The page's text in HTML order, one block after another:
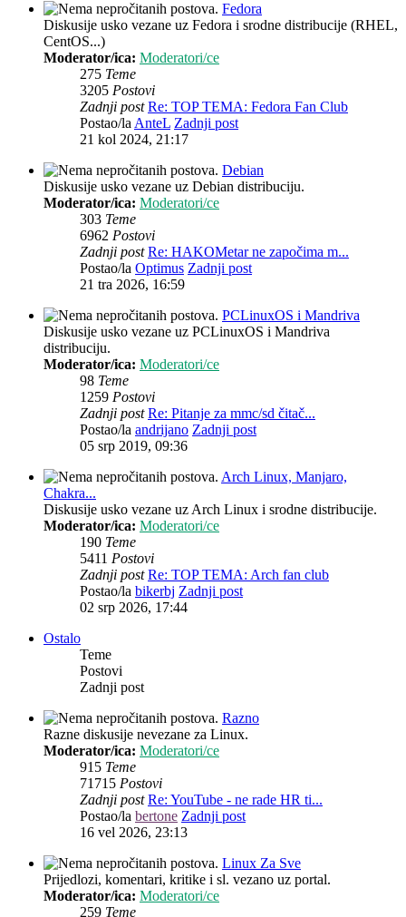
Fedora
Diskusije usko vezane uz Fedora i srodne distribucije (RHEL,
CentOS...)
Moderator/ica: Moderatori/ce
275 Teme
3205 Postovi
Zadnji post Re: TOP TEMA: Fedora Fan Club
Postao/laAnteL Zadnji post
21 kol 2024, 21:17
Debian
Diskusije usko vezane uz Debian distribuciju.
Moderator/ica: Moderatori/ce
303 Teme
6962 Postovi
Zadnji post Re: HAKOMetar ne započima m...
Postao/la Optimus Zadnji post
21 tra 2026, 16:59
PCLinuxOS i Mandriva
Diskusije usko vezane uz PCLinuxOS i Mandriva
distribuciju.
Moderator/ica: Moderatori/ce
98 Teme
1259 Postovi
Zadnji post Re: Pitanje za mmc/sd čitač...
Postao/la andrijano Zadnji post
05 srp 2019, 09:36
Arch Linux, Manjaro,
Chakra...
Diskusije usko vezane uz Arch Linux i srodne distribucije.
Moderator/ica: Moderatori/ce
190 Teme
5411 Postovi
Zadnji post Re: TOP TEMA: Arch fan club
Postao/la bikerbj Zadnji post
02 srp 2026, 17:44
Ostalo
Teme
Postovi
Zadnji post
Razno
Razne diskusije nevezane za Linux.
Moderator/ica: Moderatori/ce
915 Teme
71715 Postovi
Zadnji post Re: YouTube - ne rade HR ti...
Postao/la bertone Zadnji post
16 vel 2026, 23:13
Linux Za Sve
Prijedlozi, komentari, kritike i sl. vezano uz portal.
Moderator/ica: Moderatori/ce
259 Teme